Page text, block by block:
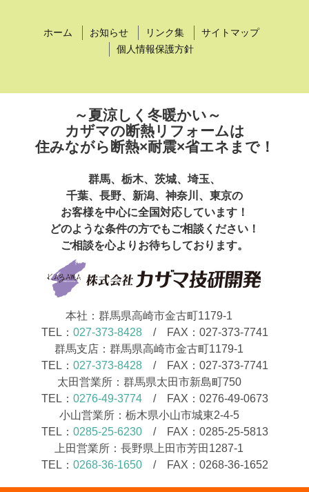
ホーム お知らせ リンク集
サイトマップ
個人情報保護方針
～夏涼しく冬暖かい～
カザマの断熱リフォームは
住みながら断熱×耐震×省エネまで！
群馬、栃木、茨城、埼玉、
千葉、長野、新潟、神奈川、東京の
お客様を中心に全国対応しています！
どのような条件の方でもご相談ください！
ご相談を心よりお待ちしております。
本社：群馬県高崎市金古町1179-1
TEL： 027-373-8428/ FAX：027-373-7741
群馬支店：群馬県高崎市金古町1179-1
TEL： 027-373-8428/ FAX：027-373-7741
太田営業所：群馬県太田市新島町750
TEL： 0276-49-3774/ FAX：0276-49-0673
小山営業所：栃木県小山市城東2-4-5
TEL： 0285-25-6230/ FAX：0285-25-5813
上田営業所：長野県上田市芳田1287-1
TEL： 0268-36-1650/ FAX：0268-36-1652